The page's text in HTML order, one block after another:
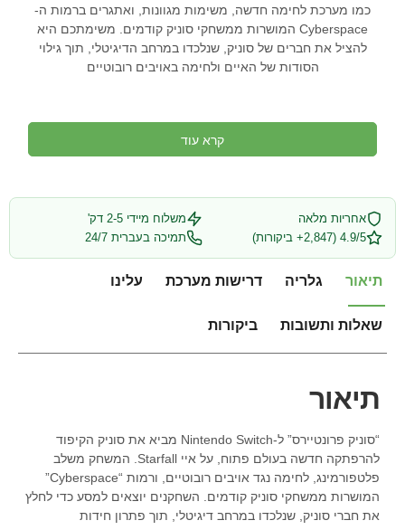
כמו מערכת לחימה חדשה, משימות מגוונות, ואתגרים ברמות ה-
Cyberspace המושרות ממשחקי סוניק קודמים. משימתכם היא
להציל את חברים של סוניק, שנלכדו במרחב הדיגיטלי, תוך גילוי
הסודות של האיים ולחימה באויבים רובוטיים
קרא עוד
אחריות מלאה
משלוח מיידי 2-5 דק'
4.9/5 (2,847+ ביקורות)
תמיכה בעברית 24/7
תיאור גלריה דרישות מערכת עלינו
שאלות ותשובות ביקורות
תיאור
“סוניק פרונטיירס” ל-Nintendo Switch מביא את סוניק הקיפוד
להרפתקה חדשה בעולם פתוח, על איי Starfall. המשחק משלב
פלטפורמינג, לחימה נגד אויבים רובוטיים, ורמות “Cyberspace”
המושרות ממשחקי סוניק קודמים. השחקנים יוצאים למסע כדי לחלץ
את חברי סוניק, שנלכדו במרחב דיגיטלי, תוך פתרון חידות